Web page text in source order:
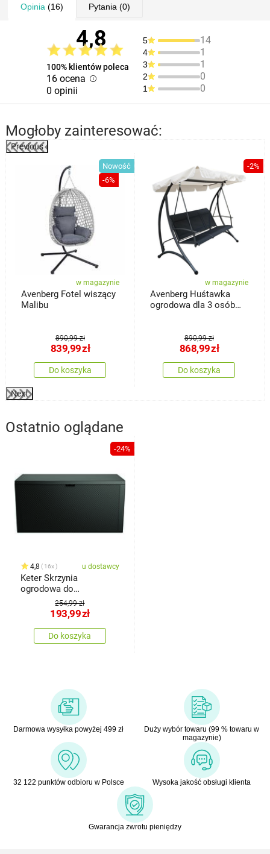
Opinia (16) Pytania (0)
4,8
100% klientów poleca
16 ocena
0 opinii
5 14
4 1
3 1
2 0
1 0
Mogłoby zainteresować:
Previous
Nowość
-6%
w magazynie
Avenberg Fotel wiszący
Malibu
890,99 zł
839,99zł
Do koszyka
-2%
w magazynie
Avenberg Huśtawka
ogrodowa dla 3 osób
890,99 zł
868,99zł
Do koszyka
Next
Ostatnio oglądane
-24%
4,8 16x u dostawcy
Keter Skrzynia
ogrodowa do
przechowywania Emily,
270 l, antracyt
254,99 zł
193,99zł
Do koszyka
Darmowa wysyłka powyżej 499 zł
Duży wybór towaru (99 % towaru w
magazynie)
32 122 punktów odbioru w Polsce Wysoka jakość obsługi klienta
Gwarancja zwrotu pieniędzy